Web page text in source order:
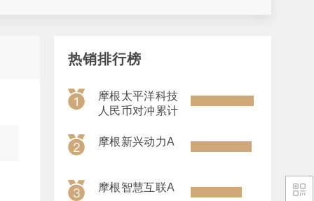
热销排行榜
摩根太平洋科技
人民币对冲累计
摩根新兴动力A
摩根智慧互联A